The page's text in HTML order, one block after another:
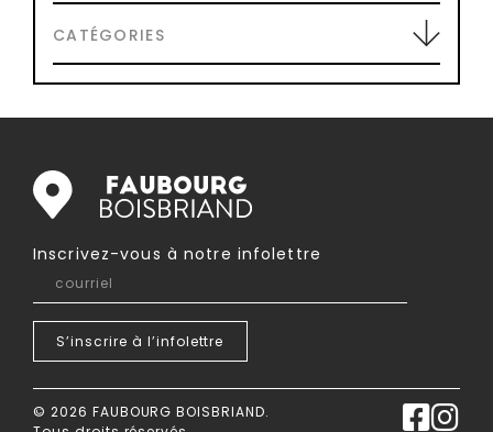
CATÉGORIES
Inscrivez-vous à notre infolettre
courriel
S’inscrire à l’infolettre
© 2026 FAUBOURG BOISBRIAND.